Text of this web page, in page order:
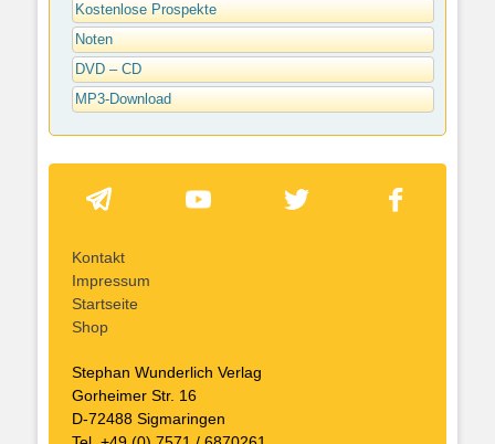
Kostenlose Prospekte
Noten
DVD – CD
MP3-Download
Kontakt
Impressum
Startseite
Shop
Stephan Wunderlich Verlag
Gorheimer Str. 16
D-72488 Sigmaringen